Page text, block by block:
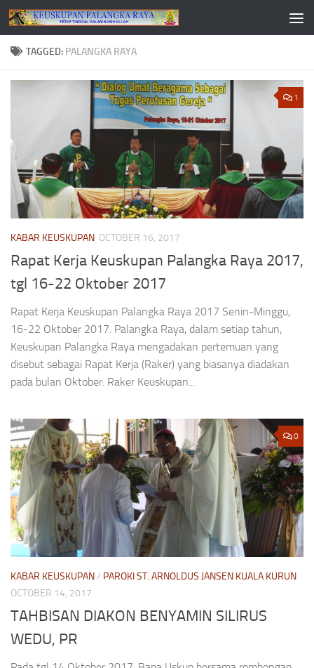
Skip to content
TAGGED: PALANGKA RAYA
1
KABAR KEUSKUPAN OCTOBER 16, 2017
Rapat Kerja Keuskupan Palangka Raya 2017,
tgl 16-22 Oktober 2017
Rapat Kerja Keuskupan Palangka Raya 2017 Senin-Minggu,
16-22 Oktober 2017. Palangka Raya, dalam setiap tahun,
Keuskupan Palangka Raya mengadakan pertemuan yang
disebut sebagai Rapat Kerja (Raker) yang biasanya diadakan
pada bulan Oktober. Raker Keuskupan...
0
KABAR KEUSKUPAN/ PAROKI ST. ARNOLDUS JANSEN KUALA KURUN
OCTOBER 14, 2017
TAHBISAN DIAKON BENYAMIN SILIRUS
WEDU, PR